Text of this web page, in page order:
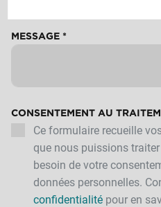
MESSAGE *
CONSENTEMENT AU
Ce formulaire recueille
que nous puissions
besoin de votre
données personnelles.
confidentialité pour en